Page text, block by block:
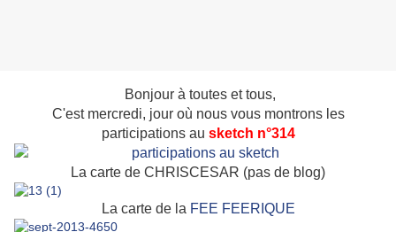
Bonjour à toutes et tous,
C'est mercredi, jour où nous vous montrons les
participations au sketch n°314
La carte de CHRISCESAR (pas de blog)
La carte de la FEE FEERIQUE